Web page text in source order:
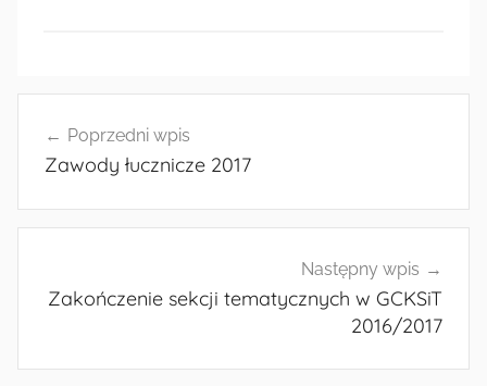
wpisuPoprzedni wpis
Zawody łucznicze 2017
Następny wpis
Zakończenie sekcji tematycznych w GCKSiT
2016/2017